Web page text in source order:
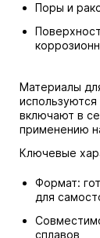
Поры и
Материалы
включают в
применению
Ключевые
Формат:
для
сплавов